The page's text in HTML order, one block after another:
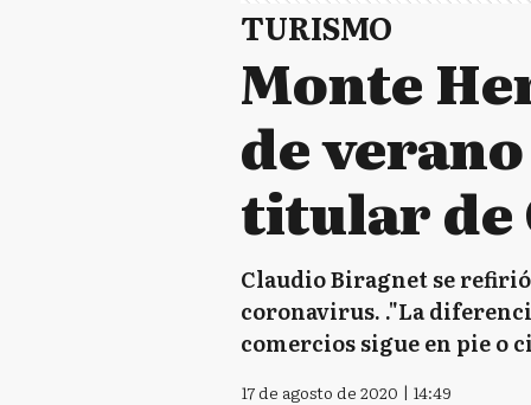
TURISMO
Monte
de
titular de
Claudio Biragnet se
coronavirus. ."La
comercios sigue en pie o
17 de agosto de 2020 | 14:49